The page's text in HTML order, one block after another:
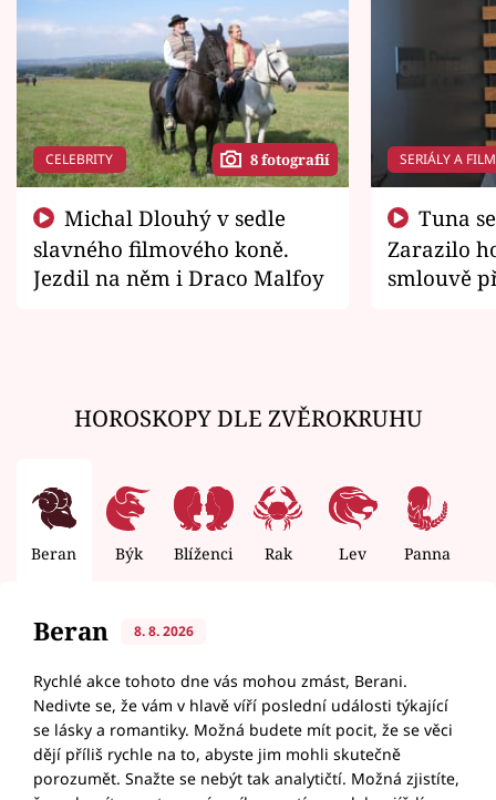
CELEBRITY 8 fotografií
slavného filmového koně.
Jezdil na něm i Draco Malfoy
SERIÁLY A
Zarazilo
smlouvě
HOROSKOPY DLE ZVĚROKRUHU
Beran Býk Blíženci Rak Lev Panna
Beran 8. 8. 2026
Rychlé akce tohoto dne vás mohou zmást, Berani.
Nedivte se, že vám v hlavě víří poslední události týkající
se lásky a romantiky. Možná budete mít pocit, že se věci
dějí příliš rychle na to, abyste jim mohli skutečně
porozumět. Snažte se nebýt tak analytičtí. Možná zjistíte,